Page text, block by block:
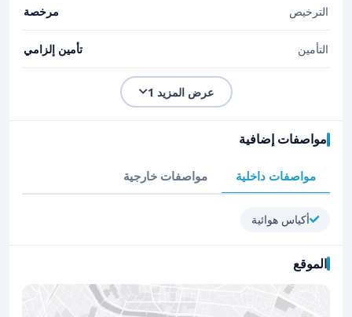
الترخيص مرخصة
التأمين تأمين إلزامي
عرض المزيد 1
مواصفات إضافية
مواصفات داخلية مواصفات خارجية
أكياس هوائية
الموقع